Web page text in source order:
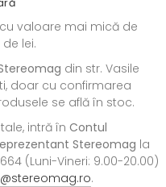
valoare mai mică de
lei.
din str. Vasile
doar cu confirmarea
se află în stoc.
intră în Contul
Stereomag la
(Luni-Vineri: 9.00-20.00)
.